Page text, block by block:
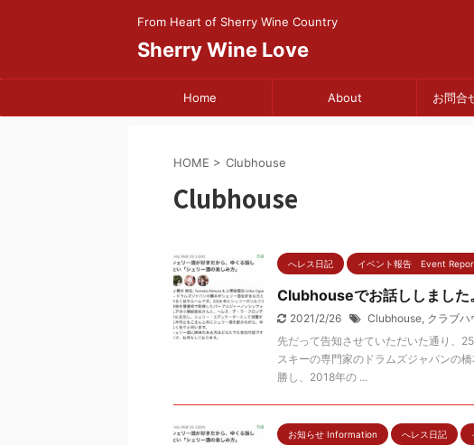
From Heart of Sherry Wine Country
Sherry Wine Love
Home About お問合
HOME > Clubhouse
Clubhouse
へレス日記 イベント報告 Event
Clubhouseでお話ししました。
2021/2/26 Clubhouse, クラブハ
先だって告知させていただいた通り、
スキーの専門家のドラムズジャパンの
勝し、2018年の ...
お知らせ Information へレス日記